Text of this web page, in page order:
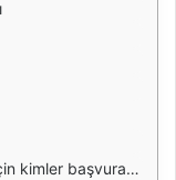
başvurabilir?